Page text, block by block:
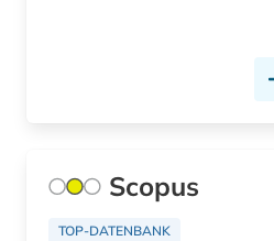
Scopus
TOP-DATENBANK